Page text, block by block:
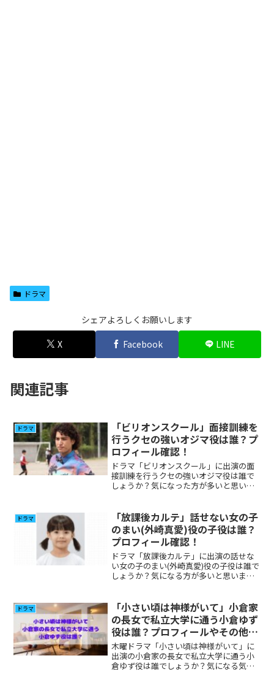
ドラマ
シェアよろしくお願いします
X
Facebook LINE
関連記事
ドラマ
「ビリオンスクール」面接訓練を
行うクセの強いオジマ役は誰？プ
ロフィール確認！
ドラマ「ビリオンスクール」に出演の面
接訓練を行うクセの強いオジマ役は誰で
しょうか？気になった方が多いと思いま
ドラマ
「放課後カルテ」話せない女の子
のまい(外崎真愛)役の子役は誰？
プロフィール確認！
ドラマ「放課後カルテ」に出演の話せな
い女の子のまい(外崎真愛)役の子役は誰で
しょうか？気になる方が多いと思いまし
window.adsbygoogle || ...
ドラマ
「小さい頃は神様がいて」小倉家
の長女で私立大学に通う小倉ゆず
役は誰？プロフィールやその他出
演作品の確認！
木曜ドラマ「小さい頃は神様がいて」に
出演の小倉家の長女で私立大学に通う小
倉ゆず役は誰でしょうか？気になる気に